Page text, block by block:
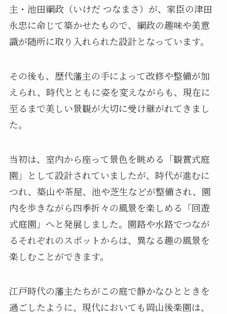
主・池田綱政（いけだ つなまさ）が、家臣の津田
永忠に命じて築かせたもので、綱政の趣味や美意
識が随所に取り入れられた設計となっています。
その後も、歴代藩主の手によって改修や整備が加
えられ、時代とともに姿を変えながらも、現在に
至るまで美しい景観が大切に受け継がれてきまし
た。
当初は、室内から座って景色を眺める「観賞式庭
園」として設計されていましたが、時代が進むに
つれ、築山や茶屋、池や芝生などが整備され、園
内を歩きながら四季折々の風景を楽しめる「回遊
式庭園」へと発展しました。園路や水路でつなが
るそれぞれのスポットからは、異なる趣の風景を
楽しむことができます。
江戸時代の藩主たちがこの庭で静かなひとときを
過ごしたように、現代においても岡山後楽園は、